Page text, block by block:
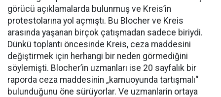
görücü açıklamalarda bulunmuş ve Kreis’in
protestolarına yol açmıştı. Bu Blocher ve Kreis
arasında yaşanan birçok çatışmadan sadece biriydi.
Dünkü toplantı öncesinde Kreis, ceza maddesini
değiştirmek için herhangi bir neden görmediğini
söylemişti. Blocher’in uzmanları ise 20 sayfalık bir
raporda ceza maddesinin „kamuoyunda tartışmalı“
bulunduğunu öne sürüyorlar. Ve uzmanlarin ortaya